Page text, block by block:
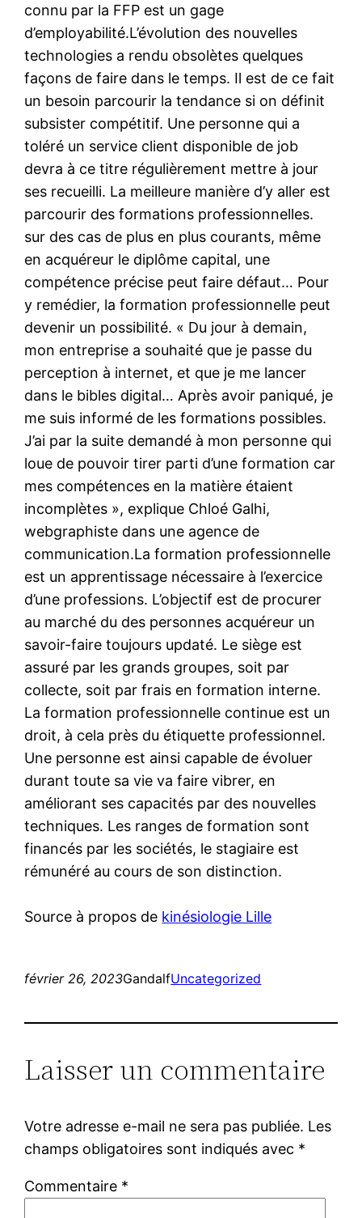
connu par la FFP est un gage
d’employabilité.L’évolution des nouvelles
technologies a rendu obsolètes quelques
façons de faire dans le temps. Il est de ce fait
un besoin parcourir la tendance si on définit
subsister compétitif. Une personne qui a
toléré un service client disponible de job
devra à ce titre régulièrement mettre à jour
ses recueilli. La meilleure manière d’y aller est
parcourir des formations professionnelles.
sur des cas de plus en plus courants, même
en acquéreur le diplôme capital, une
compétence précise peut faire défaut… Pour
y remédier, la formation professionnelle peut
devenir un possibilité. « Du jour à demain,
mon entreprise a souhaité que je passe du
perception à internet, et que je me lancer
dans le bibles digital… Après avoir paniqué, je
me suis informé de les formations possibles.
J’ai par la suite demandé à mon personne qui
loue de pouvoir tirer parti d’une formation car
mes compétences en la matière étaient
incomplètes », explique Chloé Galhi,
webgraphiste dans une agence de
communication.La formation professionnelle
est un apprentissage nécessaire à l’exercice
d’une professions. L’objectif est de procurer
au marché du des personnes acquéreur un
savoir-faire toujours updaté. Le siège est
assuré par les grands groupes, soit par
collecte, soit par frais en formation interne.
La formation professionnelle continue est un
droit, à cela près du étiquette professionnel.
Une personne est ainsi capable de évoluer
durant toute sa vie va faire vibrer, en
améliorant ses capacités par des nouvelles
techniques. Les ranges de formation sont
financés par les sociétés, le stagiaire est
rémunéré au cours de son distinction.
Source à propos de kinésiologie Lille
février 26, 2023GandalfUncategorized
Laisser un commentaire
Votre adresse e-mail ne sera pas publiée. Les
champs obligatoires sont indiqués avec *
Commentaire *